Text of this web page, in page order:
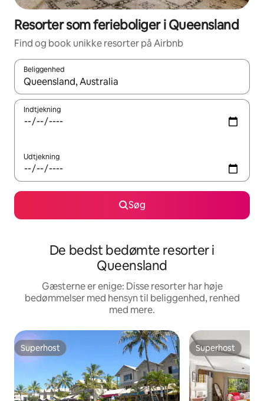
Resorter som ferieboliger i Queensland
Find og book unikke resorter på Airbnb
Beliggenhed
Når resultaterne er tilgængelige, skal du navigere med
Indtjekning
Udtjekning
Søg
De bedst bedømte resorter i
Queensland
Gæsterne er enige: Disse resorter har høje
bedømmelser med hensyn til beliggenhed, renhed
med mere.
Superhost
Superhost Superhost
Superhost